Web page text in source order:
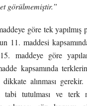
görülmemiştir.”
göre tek yapılmış
11. maddesi
maddeye göre
kapsamında
dikkate alınması
tabi tutulması ve terk